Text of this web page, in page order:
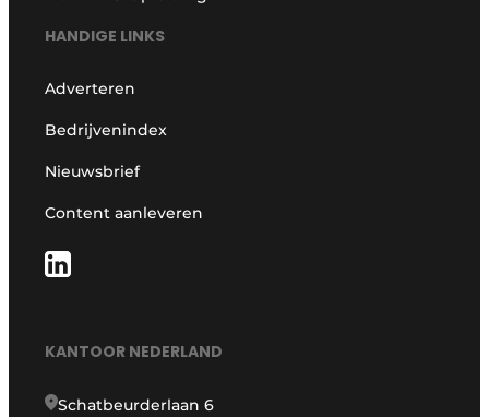
HANDIGE LINKS
Adverteren
Bedrijvenindex
Nieuwsbrief
Content aanleveren
KANTOOR NEDERLAND
Schatbeurderlaan 6